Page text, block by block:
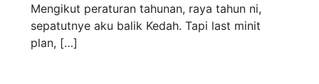
Mengikut peraturan tahunan, raya tahun ni,
sepatutnye aku balik Kedah. Tapi last minit
plan, […]